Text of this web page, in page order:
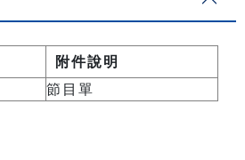
附件說明
節目單